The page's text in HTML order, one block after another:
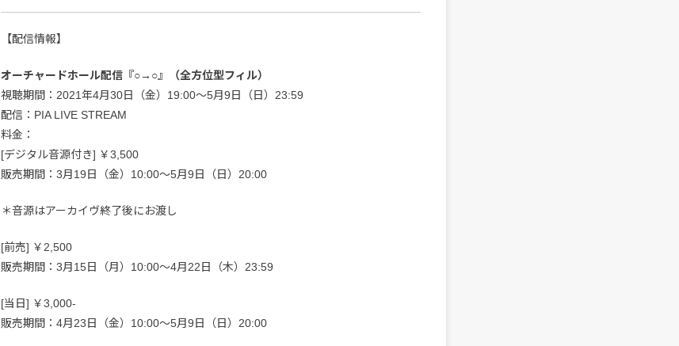
【配信情報】
オーチャードホール配信『○→○』（全方位型フィル）
視聴期間：2021年4月30日（金）19:00〜5月9日（日）23:59
配信：PIA LIVE STREAM
料金：
[デジタル音源付き] ￥3,500
販売期間：3月19日（金）10:00〜5月9日（日）20:00
＊音源はアーカイヴ終了後にお渡し
[前売] ￥2,500
販売期間：3月15日（月）10:00〜4月22日（木）23:59
[当日] ￥3,000-
販売期間：4月23日（金）10:00〜5月9日（日）20:00